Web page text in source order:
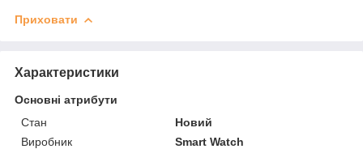
Приховати
Характеристики
Основні атрибути
Стан
Новий
Виробник
Smart Watch